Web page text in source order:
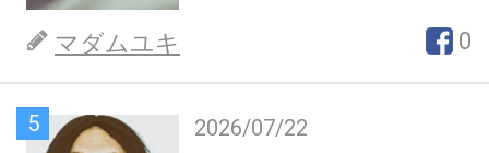
マダムユキ 0
5 2026/07/22